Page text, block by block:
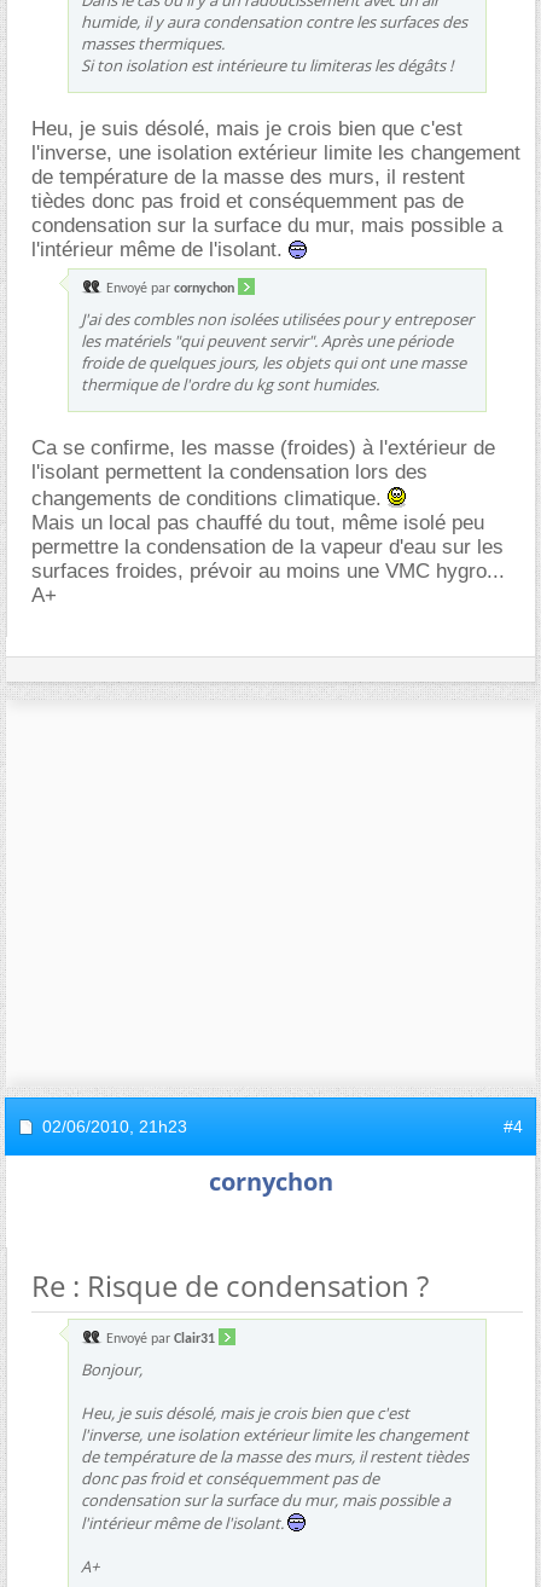
humide, il y aura condensation contre les surfaces des
masses thermiques.
Si ton isolation est intérieure tu limiteras les dégâts !
Heu, je suis désolé, mais je crois bien que c'est
l'inverse, une isolation extérieur limite les changement
de température de la masse des murs, il restent
tièdes donc pas froid et conséquemment pas de
condensation sur la surface du mur, mais possible a
l'intérieur même de l'isolant.
Envoyé par cornychon
J'ai des combles non isolées utilisées pour y entreposer
les matériels "qui peuvent servir". Après une période
froide de quelques jours, les objets qui ont une masse
thermique de l'ordre du kg sont humides.
Ca se confirme, les masse (froides) à l'extérieur de
l'isolant permettent la condensation lors des
changements de conditions climatique.
Mais un local pas chauffé du tout, même isolé peu
permettre la condensation de la vapeur d'eau sur les
surfaces froides, prévoir au moins une VMC hygro...
A+
02/06/2010, 21h23 #4
cornychon
Re : Risque de condensation ?
Envoyé par Clair31
Bonjour,
Heu, je suis désolé, mais je crois bien que c'est
l'inverse, une isolation extérieur limite les changement
de température de la masse des murs, il restent tièdes
donc pas froid et conséquemment pas de
condensation sur la surface du mur, mais possible a
l'intérieur même de l'isolant.
A+